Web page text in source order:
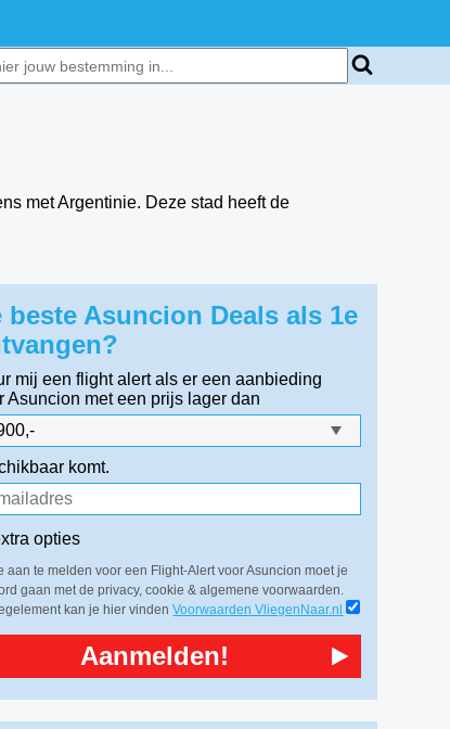
met Argentinie. Deze stad heeft de
beste Asuncion Deals als 1e
mij een flight alert als er een aanbieding
Asuncion met een prijs lager dan
komt.
opties
aan te melden voor een Flight-Alert voor Asuncion moet je
gaan met de privacy, cookie & algemene voorwaarden.
kan je hier vindenVoorwaarden VliegenNaar.nl
Aanmelden!